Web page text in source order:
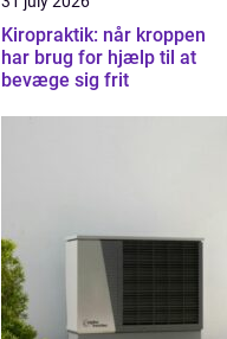
Kiropraktik: når kroppen
har brug for hjælp til at
bevæge sig frit